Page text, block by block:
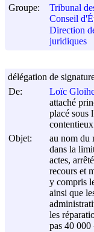
Groupe:
Tribunal
Conseil
Direction
juridiques
De:
Loïc
attaché
placé sous
Objet:
au nom du
dans la
actes,
recours et
y compris
ainsi que
les
pas 40 000
délégation de